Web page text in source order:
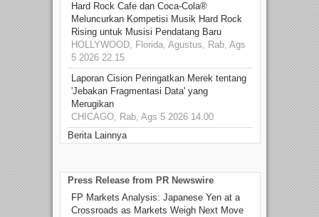
Hard Rock Cafe dan Coca-Cola®
Meluncurkan Kompetisi Musik Hard Rock
Rising untuk Musisi Pendatang Baru
HOLLYWOOD, Florida, Agustus, Rab, Ags
5 2026 22.15
Laporan Cision Peringatkan Merek tentang
'Jebakan Fragmentasi Data' yang
Merugikan
CHICAGO, Rab, Ags 5 2026 14.00
Berita Lainnya
Press Release from PR Newswire
FP Markets Analysis: Japanese Yen at a
Crossroads as Markets Weigh Next Move